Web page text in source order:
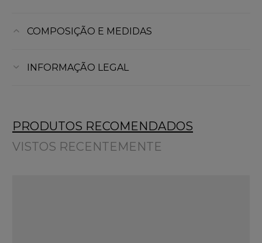
COMPOSIÇÃO E MEDIDAS
INFORMAÇÃO LEGAL
PRODUTOS RECOMENDADOS
VISTOS RECENTEMENTE